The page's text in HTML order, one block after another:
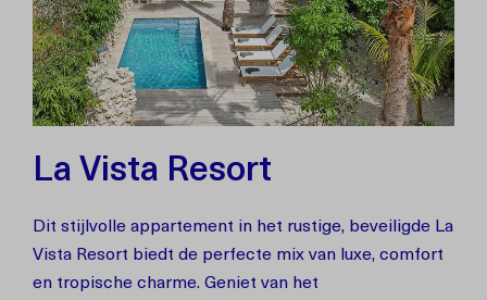
La Vista Resort
Dit stijlvolle appartement in het rustige, beveiligde La
Vista Resort biedt de perfecte mix van luxe, comfort
en tropische charme. Geniet van het